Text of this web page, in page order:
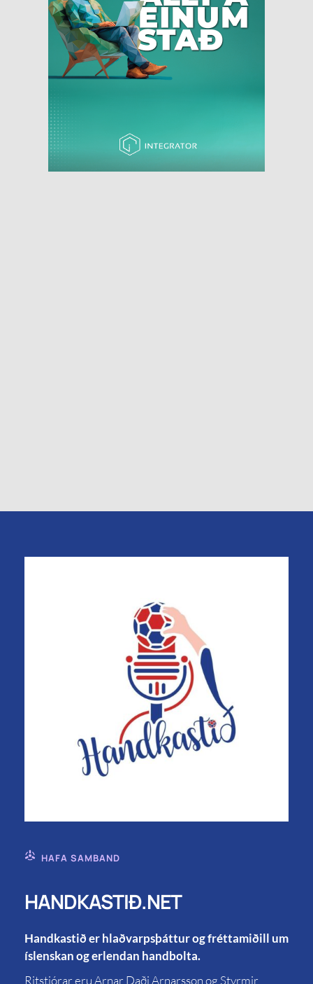
HAFA SAMBAND
HANDKASTIÐ.NET
Handkastið er hlaðvarpsþáttur og fréttamiðill um
íslenskan og erlendan handbolta.
Ritstjórar eru Arnar Daði Arnarsson og Styrmir